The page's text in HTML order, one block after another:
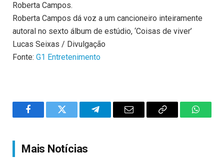
Roberta Campos.
Roberta Campos dá voz a um cancioneiro inteiramente
autoral no sexto álbum de estúdio, ‘Coisas de viver’
Lucas Seixas / Divulgação
Fonte: G1 Entretenimento
FacebookTwitter TelegramEmail
Copy
Mais Notícias